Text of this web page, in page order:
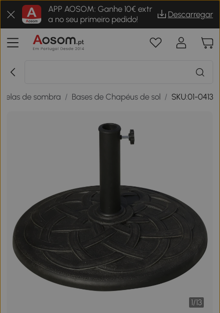
APP AOSOM: Ganhe 10€ extr
a no seu primeiro pedido!
Descarregar
de sombra / Bases de Chapéus de sol / SKU:01-0413
1/13